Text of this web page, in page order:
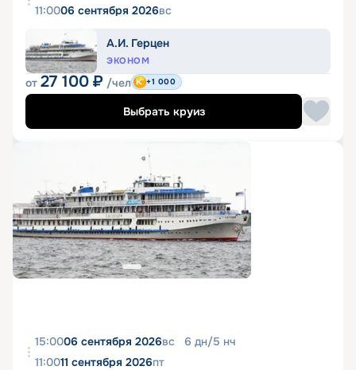
11:0006 сентября 2026вс
А.И. Герцен
ЭКОНОМ
от 27 100 ₽ /чел +1 000
Выбрать круиз
15:0006 сентября 2026вс 6 дн/5 нч
11:0011 сентября 2026пт